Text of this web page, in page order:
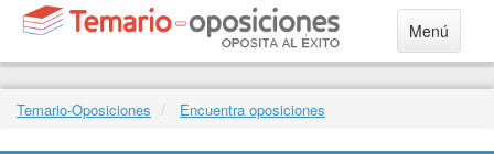
Menú
Temario-Oposiciones Encuentra oposiciones